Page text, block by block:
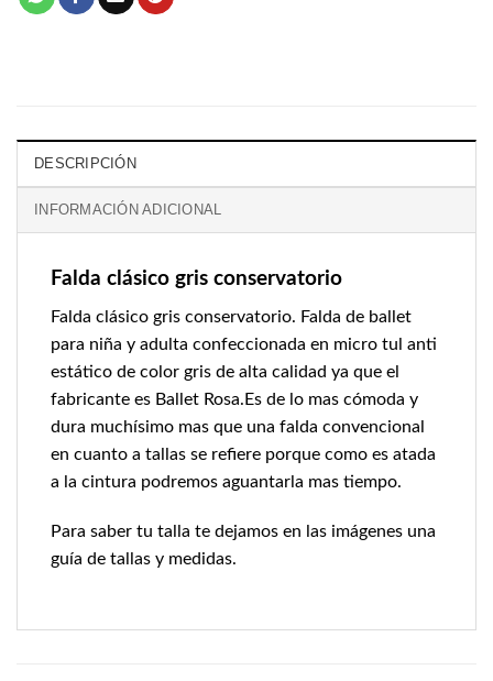
DESCRIPCIÓN
INFORMACIÓN ADICIONAL
Falda clásico gris conservatorio
Falda clásico gris conservatorio. Falda de ballet
para niña y adulta confeccionada en micro tul anti
estático de color gris de alta calidad ya que el
fabricante es Ballet Rosa.Es de lo mas cómoda y
dura muchísimo mas que una falda convencional
en cuanto a tallas se refiere porque como es atada
a la cintura podremos aguantarla mas tiempo.
Para saber tu talla te dejamos en las imágenes una
guía de tallas y medidas.